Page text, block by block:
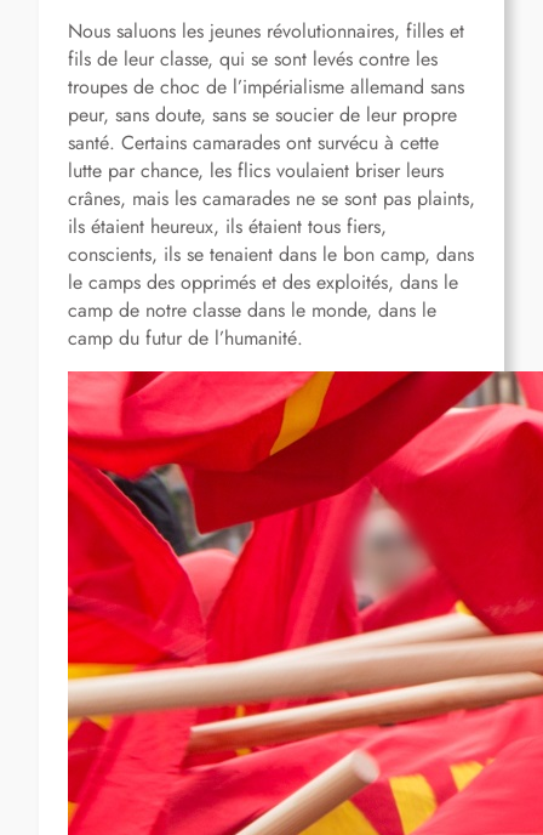
Nous saluons les jeunes révolutionnaires, filles et
fils de leur classe, qui se sont levés contre les
troupes de choc de l’impérialisme allemand sans
peur, sans doute, sans se soucier de leur propre
santé. Certains camarades ont survécu à cette
lutte par chance, les flics voulaient briser leurs
crânes, mais les camarades ne se sont pas plaints,
ils étaient heureux, ils étaient tous fiers,
conscients, ils se tenaient dans le bon camp, dans
le camps des opprimés et des exploités, dans le
camp de notre classe dans le monde, dans le
camp du futur de l’humanité.